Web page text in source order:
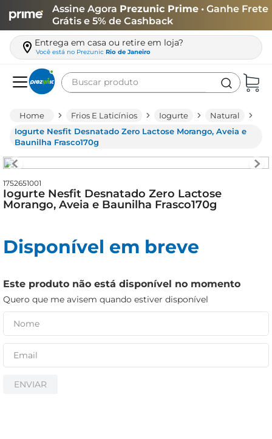
Assine Agora Prezunic Prime • Ganhe Frete
Grátis e 5% de Cashback
Entrega em casa ou retire em loja?
Você está no Prezunic Rio de Janeiro
Buscar produto
Frios E Laticínios Iogurte
Natural
Iogurte Nesfit Desnatado Zero Lactose Morango, Aveia e
Baunilha Frasco170g
1752651001
Iogurte Nesfit Desnatado Zero Lactose
Morango, Aveia e Baunilha Frasco170g
Disponível em breve
Este produto não está disponível no momento
Quero que me avisem quando estiver disponível
ENVIAR
leite
café
queijo
biscoito
arroz
papel higiênico
cerveja